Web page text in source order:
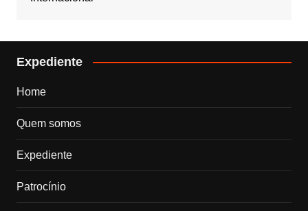
Expediente
Home
Quem somos
Expediente
Patrocínio